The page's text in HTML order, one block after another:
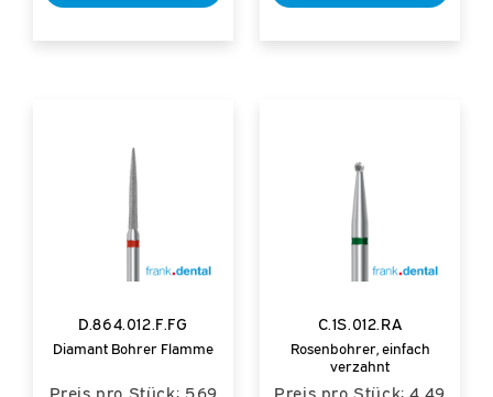
D.864.012.F.FG
Diamant Bohrer Flamme
C.1S.012.RA
Rosenbohrer, einfach
verzahnt